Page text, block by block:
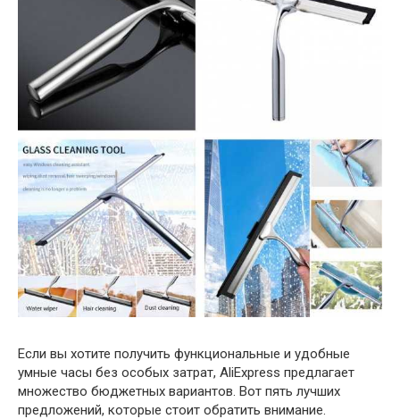
Если вы хотите получить функциональные и удобные
умные часы без особых затрат, AliExpress предлагает
множество бюджетных вариантов. Вот пять лучших
предложений, которые стоит обратить внимание.